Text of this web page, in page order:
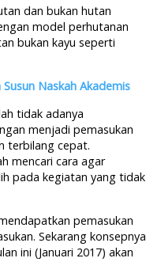
dan bukan hutan
model perhutanan
bukan kayu seperti
Naskah Akademis
tidak adanya
menjadi pemasukan
terbilang cepat.
mencari cara agar
pada kegiatan yang tidak
pemasukan
Sekarang konsepnya
ini (Januari 2017) akan